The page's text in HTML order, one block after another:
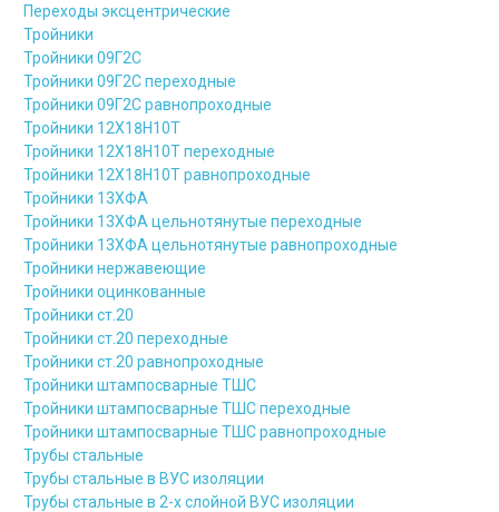
Переходы эксцентрические
Тройники
Тройники 09Г2С
Тройники 09Г2С переходные
Тройники 09Г2С равнопроходные
Тройники 12Х18Н10Т
Тройники 12Х18Н10Т переходные
Тройники 12Х18Н10Т равнопроходные
Тройники 13ХФА
Тройники 13ХФА цельнотянутые переходные
Тройники 13ХФА цельнотянутые равнопроходные
Тройники нержавеющие
Тройники оцинкованные
Тройники ст.20
Тройники ст.20 переходные
Тройники ст.20 равнопроходные
Тройники штампосварные ТШС
Тройники штампосварные ТШС переходные
Тройники штампосварные ТШС равнопроходные
Трубы стальные
Трубы стальные в ВУС изоляции
Трубы стальные в 2-х слойной ВУС изоляции